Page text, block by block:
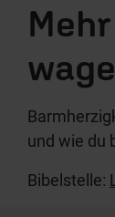
und wie du
Bibelstelle: